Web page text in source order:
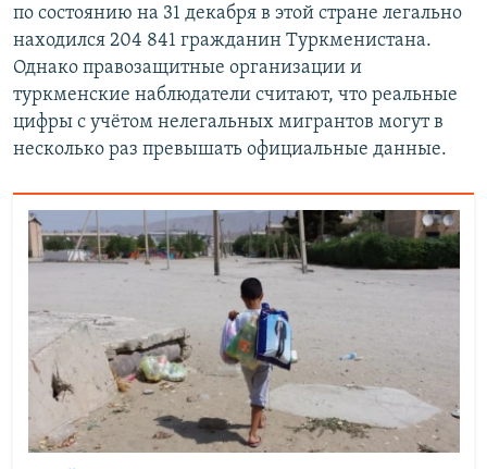
по состоянию на 31 декабря в этой стране легально
находился 204 841 гражданин Туркменистана.
Однако правозащитные организации и
туркменские наблюдатели считают, что реальные
цифры с учётом нелегальных мигрантов могут в
несколько раз превышать официальные данные.